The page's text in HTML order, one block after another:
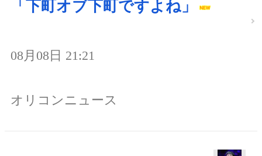
「下町オブ下町ですよね」
08月08日 21:21
オリコンニュース